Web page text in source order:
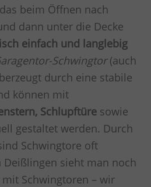
beim Öffnen nach
dann unter die Decke
einfach und langlebig
Schwingtor(auch
durch eine stabile
können mit
Schlupftüre sowie
gestaltet werden. Durch
Schwingtore oft
sieht man noch
Schwingtoren – wir